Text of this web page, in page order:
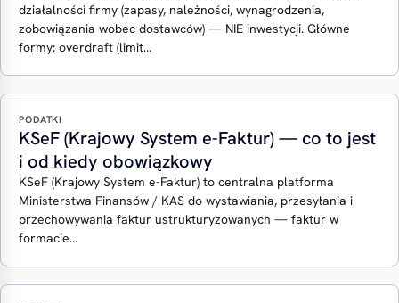
działalności firmy (zapasy, należności, wynagrodzenia,
zobowiązania wobec dostawców) — NIE inwestycji. Główne
formy: overdraft (limit…
PODATKI
KSeF (Krajowy System e-Faktur) — co to jest
i od kiedy obowiązkowy
KSeF (Krajowy System e-Faktur) to centralna platforma
Ministerstwa Finansów / KAS do wystawiania, przesyłania i
przechowywania faktur ustrukturyzowanych — faktur w
formacie…